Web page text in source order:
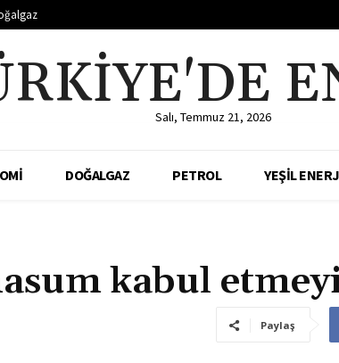
Salı, Temmuz 21, 2026
DOĞALGAZ PETROL YEŞİL
kabul
Paylaş